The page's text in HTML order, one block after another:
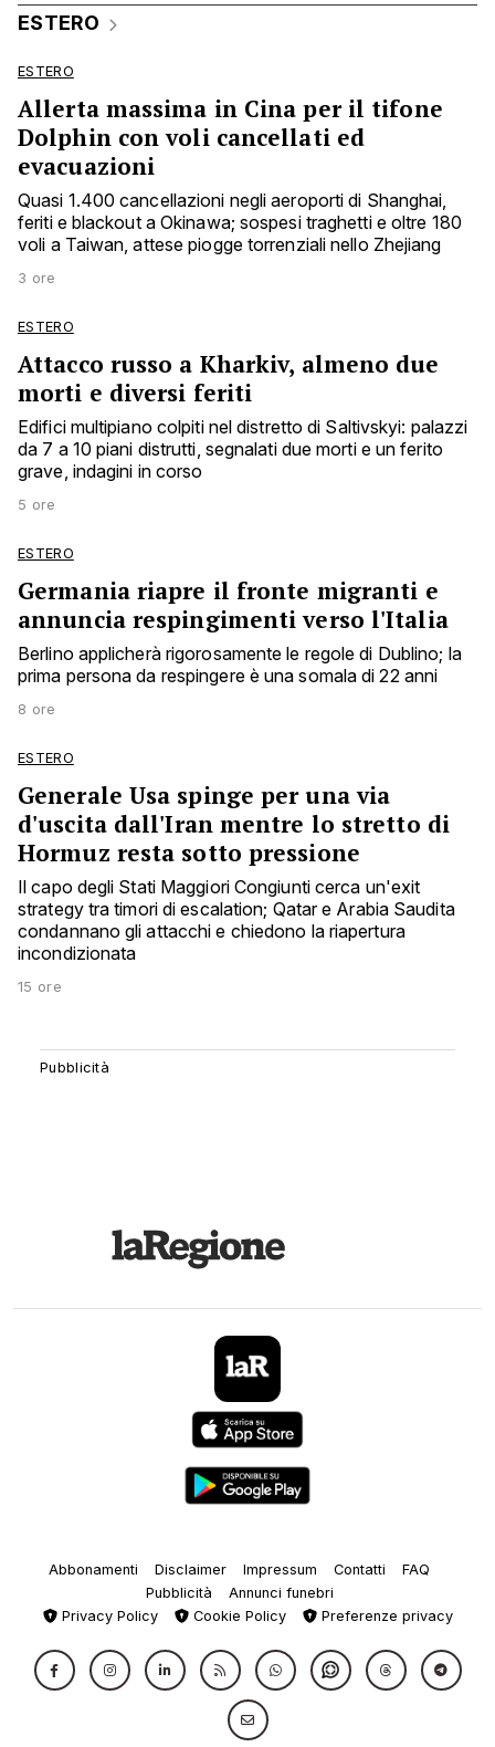
ESTERO
ESTERO
Allerta massima in Cina per il tifone
Dolphin con voli cancellati ed
evacuazioni
Quasi 1.400 cancellazioni negli aeroporti di Shanghai,
feriti e blackout a Okinawa; sospesi traghetti e oltre 180
voli a Taiwan, attese piogge torrenziali nello Zhejiang
3 ore
ESTERO
Attacco russo a Kharkiv, almeno due
morti e diversi feriti
Edifici multipiano colpiti nel distretto di Saltivskyi: palazzi
da 7 a 10 piani distrutti, segnalati due morti e un ferito
grave, indagini in corso
5 ore
ESTERO
Germania riapre il fronte migranti e
annuncia respingimenti verso l'Italia
Berlino applicherà rigorosamente le regole di Dublino; la
prima persona da respingere è una somala di 22 anni
8 ore
ESTERO
Generale Usa spinge per una via
d'uscita dall'Iran mentre lo stretto di
Hormuz resta sotto pressione
Il capo degli Stati Maggiori Congiunti cerca un'exit
strategy tra timori di escalation; Qatar e Arabia Saudita
condannano gli attacchi e chiedono la riapertura
incondizionata
15 ore
Abbonamenti Disclaimer Impressum Contatti
FAQ
Pubblicità
Annunci funebri
Privacy Policy
Cookie Policy Preferenze privacy